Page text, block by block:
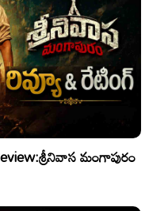
మంగాపురం